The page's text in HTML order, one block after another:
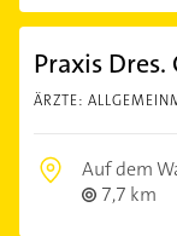
Praxis
ÄRZTE:
Auf dem
7,7 km